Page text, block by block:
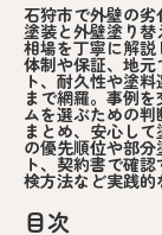
石狩市で外壁の
塗装と外壁塗り
相場を丁寧に解
体制や保証、地
ト、耐久性や塗
まで網羅。事例
ムを選ぶための
まとめ、安心し
の優先順位や部
ト、契約書で確
検方法など実践
目次